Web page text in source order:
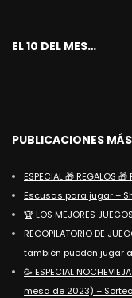
EL 10 DEL MES…
PUBLICACIONES
ESPECIAL 🎁 REGALOS
Escusas para jugar –
🏆 LOS MEJORES
RECOPILATORIO DE
también pueden jugar
🥳 ESPECIAL
mesa de 2023) –